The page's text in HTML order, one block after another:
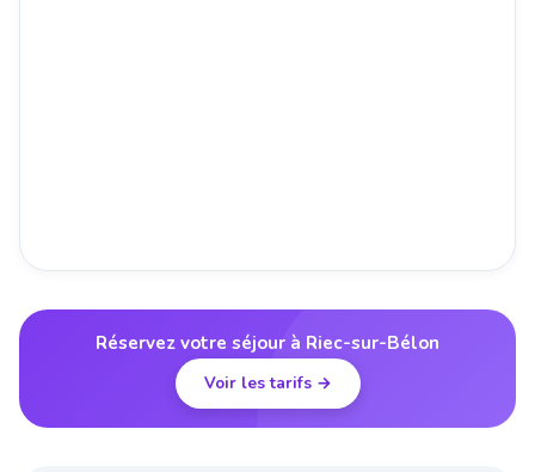
Réservez votre séjour à Riec-sur-Bélon
Voir les tarifs →